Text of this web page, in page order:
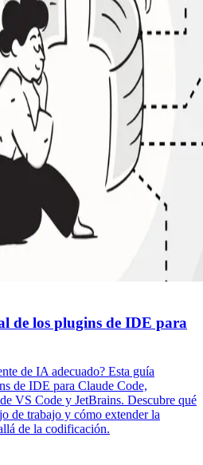
de los plugins de IDE para
de IA adecuado? Esta guía
de IDE para Claude Code,
VS Code y JetBrains. Descubre qué
de trabajo y cómo extender la
de la codificación.